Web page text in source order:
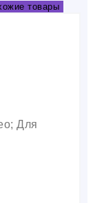
товары
Для